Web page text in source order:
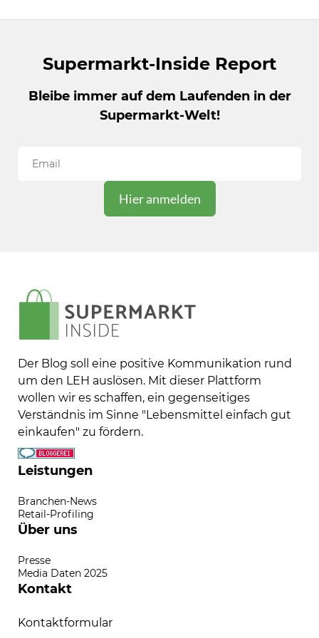
Supermarkt-Inside Report
Bleibe immer auf dem Laufenden in der
Supermarkt-Welt!
Der Blog soll eine positive Kommunikation rund
um den LEH auslösen. Mit dieser Plattform
wollen wir es schaffen, ein gegenseitiges
Verständnis im Sinne "Lebensmittel einfach gut
einkaufen" zu fördern.
Leistungen
Branchen-News
Retail-Profiling
Über uns
Presse
Media Daten 2025
Kontakt
Kontaktformular